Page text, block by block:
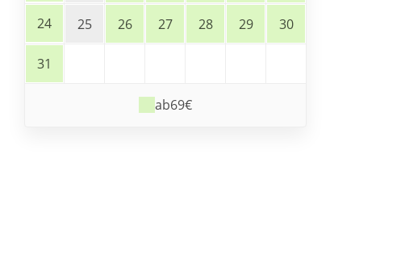
24 25 26 27 28 29 30
31
ab69€